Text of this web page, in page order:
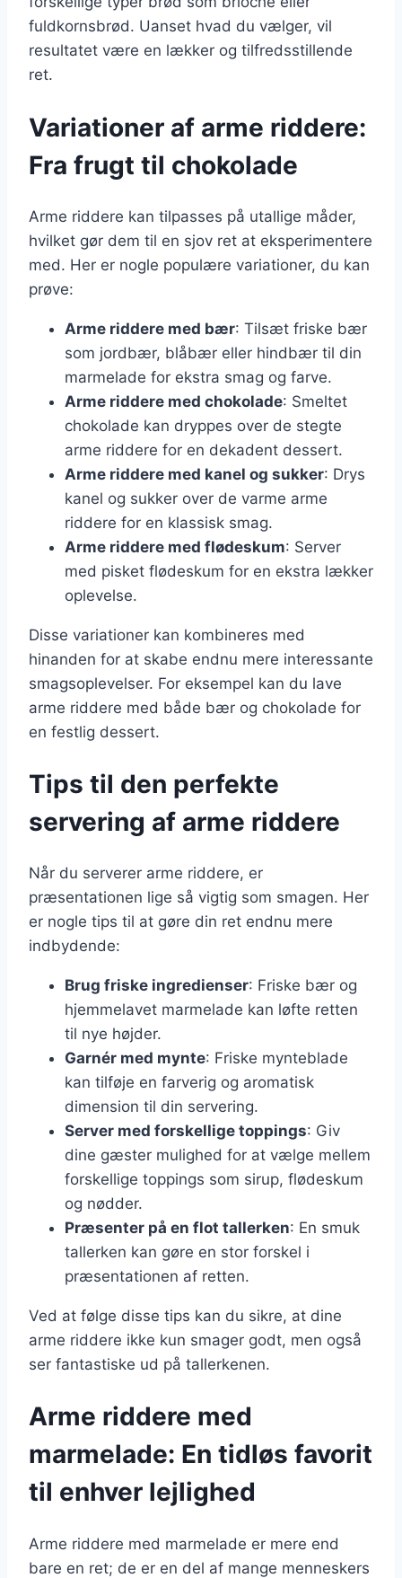
fuldkornsbrød. Uanset hvad du vælger, vil
resultatet være en lækker og tilfredsstillende
ret.
Variationer af arme riddere:
Fra frugt til chokolade
Arme riddere kan tilpasses på utallige måder,
hvilket gør dem til en sjov ret at eksperimentere
med. Her er nogle populære variationer, du kan
prøve:
Arme riddere med bær: Tilsæt friske bær
som jordbær, blåbær eller hindbær til din
marmelade for ekstra smag og farve.
Arme riddere med chokolade: Smeltet
chokolade kan dryppes over de stegte
arme riddere for en dekadent dessert.
Arme riddere med kanel og sukker: Drys
kanel og sukker over de varme arme
riddere for en klassisk smag.
Arme riddere med flødeskum: Server
med pisket flødeskum for en ekstra lækker
oplevelse.
Disse variationer kan kombineres med
hinanden for at skabe endnu mere interessante
smagsoplevelser. For eksempel kan du lave
arme riddere med både bær og chokolade for
en festlig dessert.
Tips til den perfekte
servering af arme riddere
Når du serverer arme riddere, er
præsentationen lige så vigtig som smagen. Her
er nogle tips til at gøre din ret endnu mere
indbydende:
Brug friske ingredienser: Friske bær og
hjemmelavet marmelade kan løfte retten
til nye højder.
Garnér med mynte: Friske mynteblade
kan tilføje en farverig og aromatisk
dimension til din servering.
Server med forskellige toppings: Giv
dine gæster mulighed for at vælge mellem
forskellige toppings som sirup, flødeskum
og nødder.
Præsenter på en flot tallerken: En smuk
tallerken kan gøre en stor forskel i
præsentationen af retten.
Ved at følge disse tips kan du sikre, at dine
arme riddere ikke kun smager godt, men også
ser fantastiske ud på tallerkenen.
Arme riddere med
marmelade: En tidløs favorit
til enhver lejlighed
Arme riddere med marmelade er mere end
bare en ret; de er en del af mange menneskers